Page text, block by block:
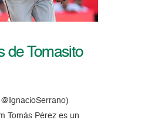
de Tomasito
Tomás Pérez es un